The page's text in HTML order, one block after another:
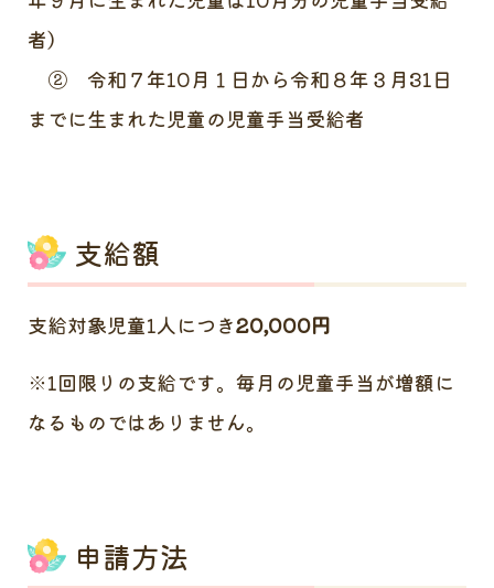
者）
② 令和７年10月１日から令和８年３月31日
までに生まれた児童の児童手当受給者
支給額
支給対象児童1人につき20,000円
※1回限りの支給です。毎月の児童手当が増額に
なるものではありません。
申請方法